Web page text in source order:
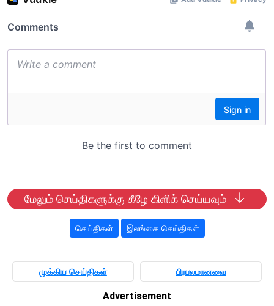
மேலும் செய்திகளுக்கு கீழே கிளிக் செய்யவும்
செய்திகள் இலங்கை செய்திகள்
முக்கிய செய்திகள் பிரபலமானவை
Advertisement